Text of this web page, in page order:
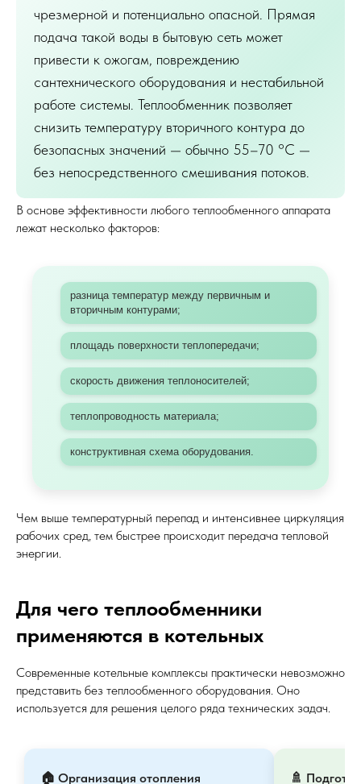
чрезмерной и потенциально опасной. Прямая
подача такой воды в бытовую сеть может
привести к ожогам, повреждению
сантехнического оборудования и нестабильной
работе системы. Теплообменник позволяет
снизить температуру вторичного контура до
безопасных значений — обычно 55–70 °C —
без непосредственного смешивания потоков.
В основе эффективности любого теплообменного аппарата
лежат несколько факторов:
разница температур между первичным и
вторичным контурами;
площадь поверхности теплопередачи;
скорость движения теплоносителей;
теплопроводность материала;
конструктивная схема оборудования.
Чем выше температурный перепад и интенсивнее циркуляция
рабочих сред, тем быстрее происходит передача тепловой
энергии.
Для чего теплообменники
применяются в котельных
Современные котельные комплексы практически невозможно
представить без теплообменного оборудования. Оно
используется для решения целого ряда технических задач.
🏠 Организация отопления 🚿